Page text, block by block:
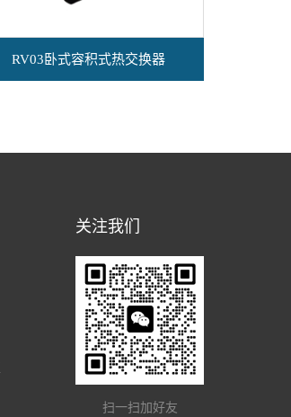
RV03卧式容积式热交换器
关注我们
扫一扫加好友